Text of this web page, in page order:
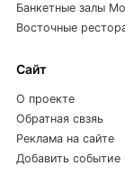
Банкетные залы
Восточные
Сайт
О проекте
Обратная свзяь
Реклама на сайте
Добавить событие